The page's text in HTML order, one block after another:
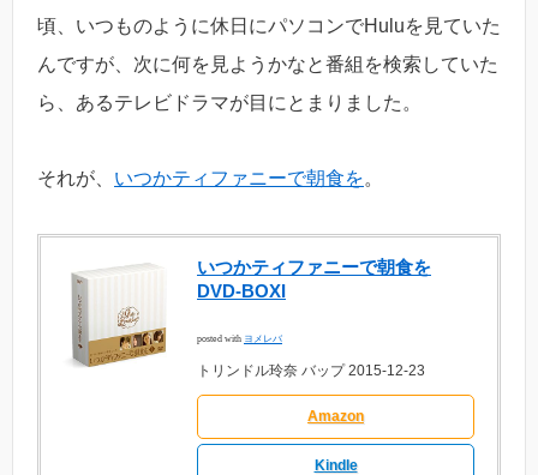
頃、いつものように休日にパソコンでHuluを見ていた
んですが、次に何を見ようかなと番組を検索していた
ら、あるテレビドラマが目にとまりました。
それが、 いつかティファニーで朝食を。
いつかティファニーで朝食を
DVD-BOXI
posted with ヨメレバ
トリンドル玲奈 バップ 2015-12-23
Amazon
Kindle